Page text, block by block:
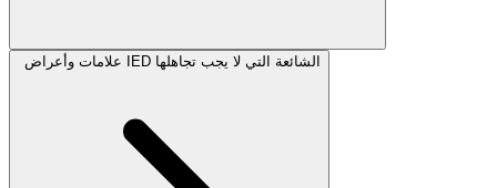
علامات وأعراض IED الشائعة التي لا يجب تجاهلها